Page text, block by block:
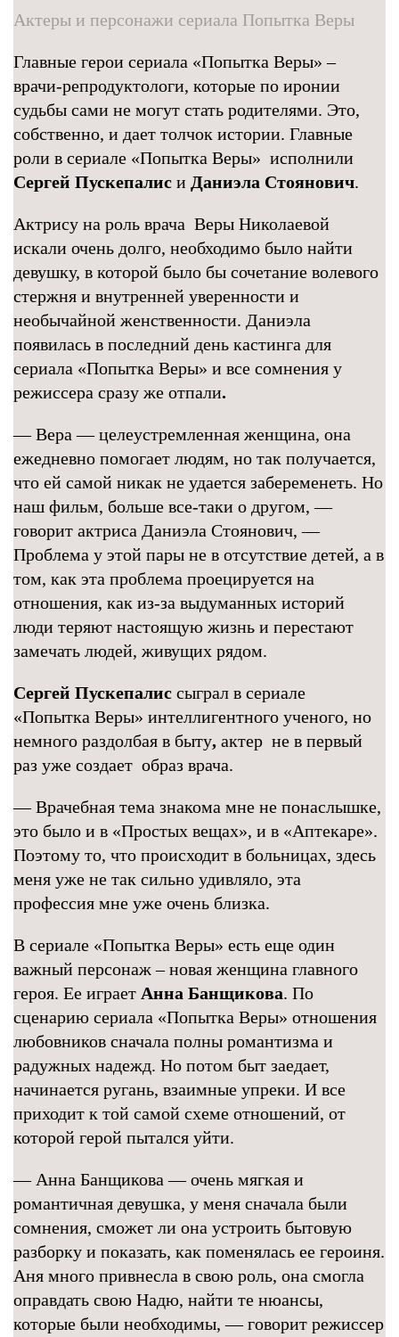
Актеры и персонажи сериала Попытка Веры
Главные герои сериала «Попытка Веры» –
врачи-репродуктологи, которые по иронии
судьбы сами не могут стать родителями. Это,
собственно, и дает толчок истории. Главные
роли в сериале «Попытка Веры» исполнили
Сергей Пускепалис и Даниэла Стоянович.
Актрису на роль врача Веры Николаевой
искали очень долго, необходимо было найти
девушку, в которой было бы сочетание волевого
стержня и внутренней уверенности и
необычайной женственности. Даниэла
появилась в последний день кастинга для
сериала «Попытка Веры» и все сомнения у
режиссера сразу же отпали.
— Вера — целеустремленная женщина, она
ежедневно помогает людям, но так получается,
что ей самой никак не удается забеременеть. Но
наш фильм, больше все-таки о другом, —
говорит актриса Даниэла Стоянович, —
Проблема у этой пары не в отсутствие детей, а в
том, как эта проблема проецируется на
отношения, как из-за выдуманных историй
люди теряют настоящую жизнь и перестают
замечать людей, живущих рядом.
Сергей Пускепалис сыграл в сериале
«Попытка Веры» интеллигентного ученого, но
немного раздолбая в быту, актер не в первый
раз уже создает образ врача.
— Врачебная тема знакома мне не понаслышке,
это было и в «Простых вещах», и в «Аптекаре».
Поэтому то, что происходит в больницах, здесь
меня уже не так сильно удивляло, эта
профессия мне уже очень близка.
В сериале «Попытка Веры» есть еще один
важный персонаж – новая женщина главного
героя. Ее играет Анна Банщикова. По
сценарию сериала «Попытка Веры» отношения
любовников сначала полны романтизма и
радужных надежд. Но потом быт заедает,
начинается ругань, взаимные упреки. И все
приходит к той самой схеме отношений, от
которой герой пытался уйти.
— Анна Банщикова — очень мягкая и
романтичная девушка, у меня сначала были
сомнения, сможет ли она устроить бытовую
разборку и показать, как поменялась ее героиня.
Аня много привнесла в свою роль, она смогла
оправдать свою Надю, найти те нюансы,
которые были необходимы, — говорит режиссер